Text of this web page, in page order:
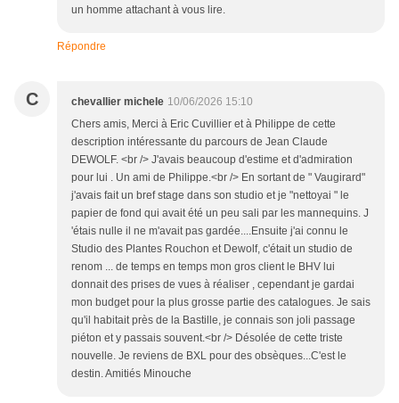
un homme attachant à vous lire.
Répondre
C chevallier michele 10/06/2026 15:10
Chers amis, Merci à Eric Cuvillier et à Philippe de cette
description intéressante du parcours de Jean Claude
DEWOLF. <br /> J'avais beaucoup d'estime et d'admiration
pour lui . Un ami de Philippe.<br /> En sortant de " Vaugirard"
j'avais fait un bref stage dans son studio et je "nettoyai " le
papier de fond qui avait été un peu sali par les mannequins. J
'étais nulle il ne m'avait pas gardée....Ensuite j'ai connu le
Studio des Plantes Rouchon et Dewolf, c'était un studio de
renom ... de temps en temps mon gros client le BHV lui
donnait des prises de vues à réaliser , cependant je gardai
mon budget pour la plus grosse partie des catalogues. Je sais
qu'il habitait près de la Bastille, je connais son joli passage
piéton et y passais souvent.<br /> Désolée de cette triste
nouvelle. Je reviens de BXL pour des obsèques...C'est le
destin. Amitiés Minouche